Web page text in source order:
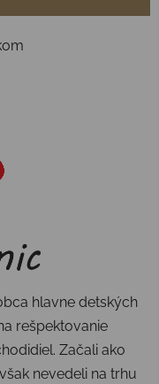
prvky výpisu
hlavne detských
rešpektovanie
Začali ako
nevedeli na trhu